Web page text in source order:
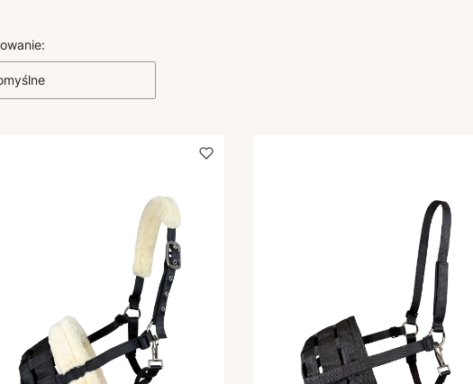
produktów